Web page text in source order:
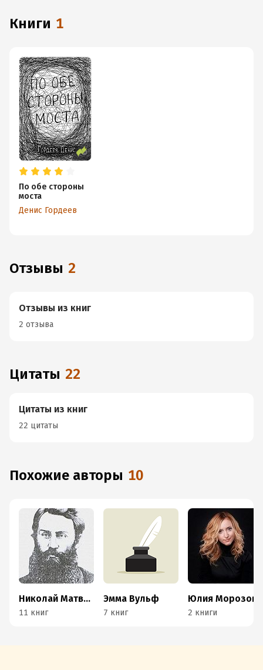
книги 1
По обе стороны
моста
Денис Гордеев
Отзывы 2
Отзывы из книг
2 отзыва
Цитаты 22
Цитаты из книг
22 цитаты
Похожие авторы 10
Николай Матвеев
11 книг
Эмма Вульф
7 книг
Юлия Морозова
2 книги